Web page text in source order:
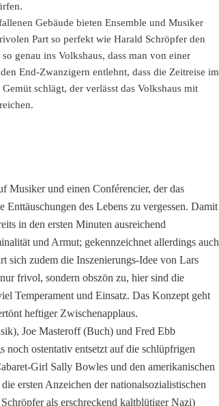
Gebäude bieten Ensemble und Musiker
Part so perfekt wie Harald Schröpfer den
genau ins Volkshaus, dass man von einer
End-Zwanzigern entlehnt, dass die Zeitreise im
schlägt, der verlässt das Volkshaus mit
Musiker und einen Conférencier, der das
des Lebens zu vergessen. Damit
in den ersten Minuten ausreichend
und Armut; gekennzeichnet allerdings auch
sich zudem die Inszenierungs-Idee von Lars
frivol, sondern obszön zu, hier sind die
Temperament und Einsatz. Das Konzept geht
heftiger Zwischenapplaus.
Joe Masteroff (Buch) und Fred Ebb
noch ostentativ entsetzt auf die schlüpfrigen
Girl Sally Bowles und den amerikanischen
ersten Anzeichen der nationalsozialistischen
als erschreckend kaltblütiger Nazi)